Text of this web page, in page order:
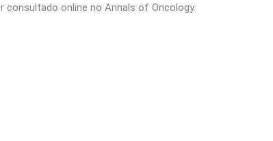
consultado online no Annals of Oncology.